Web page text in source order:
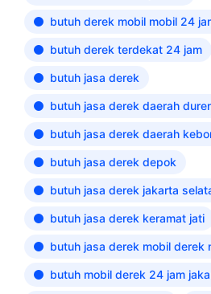
butuh derek mobil mobil 24
butuh derek terdekat 24 jam
butuh jasa derek
butuh jasa derek daerah
butuh jasa derek daerah
butuh jasa derek depok
butuh jasa derek jakarta
butuh jasa derek keramat jati
butuh jasa derek mobil derek
butuh mobil derek 24 jam